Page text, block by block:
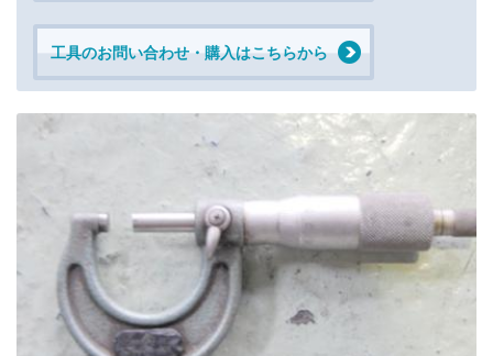
工具のお問い合わせ・購入はこちらから